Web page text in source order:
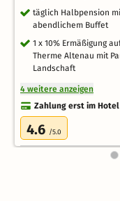
täglich Halbpension
abendlichem Buffet
1 x 10% Ermäßigung
Therme Altenau mit
Landschaft
4 weitere anzeigen
Zahlung erst im Hotel
4.6 /5.0